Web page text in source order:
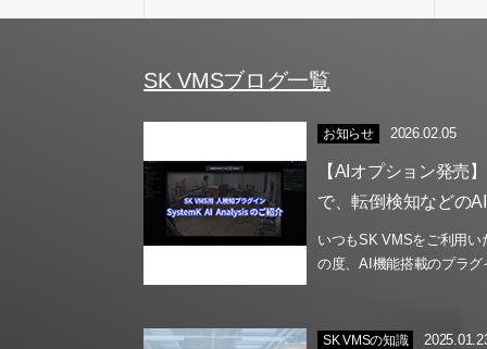
SK VMSブログ一覧
お知らせ 2026.02.05
【AIオプション発売
で、転倒検知などの
いつもSK VMSをご利用い
の度、AI機能搭載のプラ
SK VMSの知識